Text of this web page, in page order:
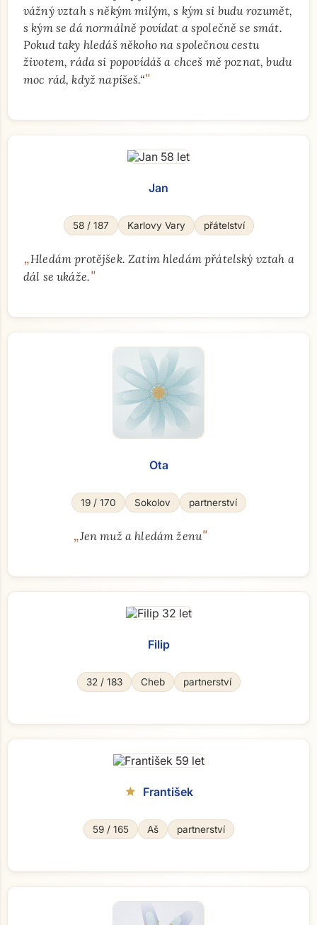
vážný vztah s někým milým, s kým si budu rozumět,
s kým se dá normálně povídat a společně se smát.
Pokud taky hledáš někoho na společnou cestu
životem, ráda si popovídáš a chceš mě poznat, budu
moc rád, když napíšeš.“"
Jan
58 / 187 Karlovy Vary přátelství
„Hledám protějšek. Zatím hledám přátelský vztah a
dál se ukáže."
Ota
19 / 170 Sokolov partnerství
„Jen muž a hledám ženu"
Filip
32 / 183 Cheb partnerství
star František
59 / 165 Aš partnerství